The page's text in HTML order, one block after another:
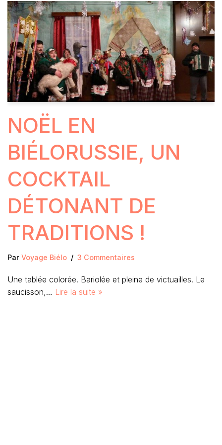
NOËL EN
BIÉLORUSSIE, UN
COCKTAIL
DÉTONANT DE
TRADITIONS !
Par Voyage Biélo 3 Commentaires
Une tablée colorée. Bariolée et pleine de victuailles. Le
saucisson,… Lire la suite »